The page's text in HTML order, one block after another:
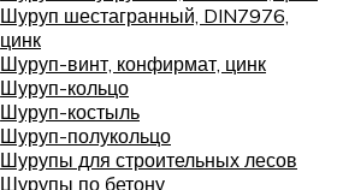
Шуруп шестагранный, DIN7976,
цинк
Шуруп-винт, конфирмат, цинк
Шуруп-кольцо
Шуруп-костыль
Шуруп-полукольцо
Шурупы для строительных лесов
Шурупы по бетону